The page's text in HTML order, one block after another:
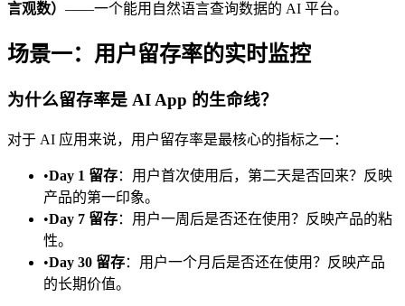
言观数） ——一个能用自然语言查询数据的 AI 平台。
场景一：用户留存率的实时监控
为什么留存率是 AI App 的生命线？
对于 AI 应用来说，用户留存率是最核心的指标之一：
•Day 1 留存：用户首次使用后，第二天是否回来？反映
产品的第一印象。
•Day 7 留存：用户一周后是否还在使用？反映产品的粘
性。
•Day 30 留存：用户一个月后是否还在使用？反映产品
的长期价值。